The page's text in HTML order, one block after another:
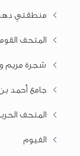
منطقتي
المتحف
شجرة مريم
جامع أحمد
المتحف
الفيوم